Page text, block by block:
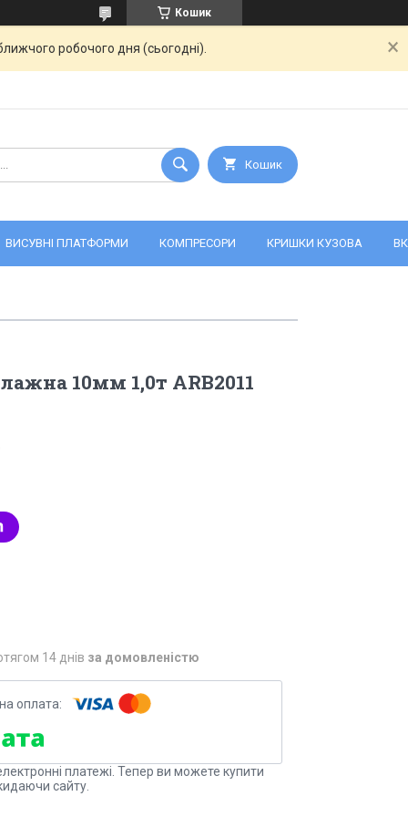
Кошик
робочого дня (сьогодні).
Кошик
ВИСУВНІ ПЛАТФОРМИ КОМПРЕСОРИ КРИШКИ КУЗОВА
10мм 1,0т ARB2011
14 днів за домовленістю
платежі. Тепер ви можете купити
сайту.